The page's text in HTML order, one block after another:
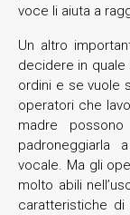
voce li aiuta a
Un altro
decidere in quale
ordini e se vuole
operatori che
madre
padroneggiarla
vocale. Ma gli
molto abili
caratteristiche